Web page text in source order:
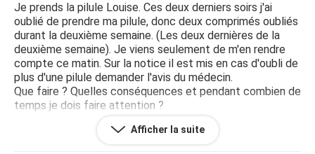
Je prends la pilule Louise. Ces deux derniers soirs j'ai
oublié de prendre ma pilule, donc deux comprimés oubliés
durant la deuxième semaine. (Les deux dernières de la
deuxième semaine). Je viens seulement de m'en rendre
compte ce matin. Sur la notice il est mis en cas d'oubli de
plus d'une pilule demander l'avis du médecin.
Que faire ? Quelles conséquences et pendant combien de
temps je dois faire attention ?
Afficher la suite